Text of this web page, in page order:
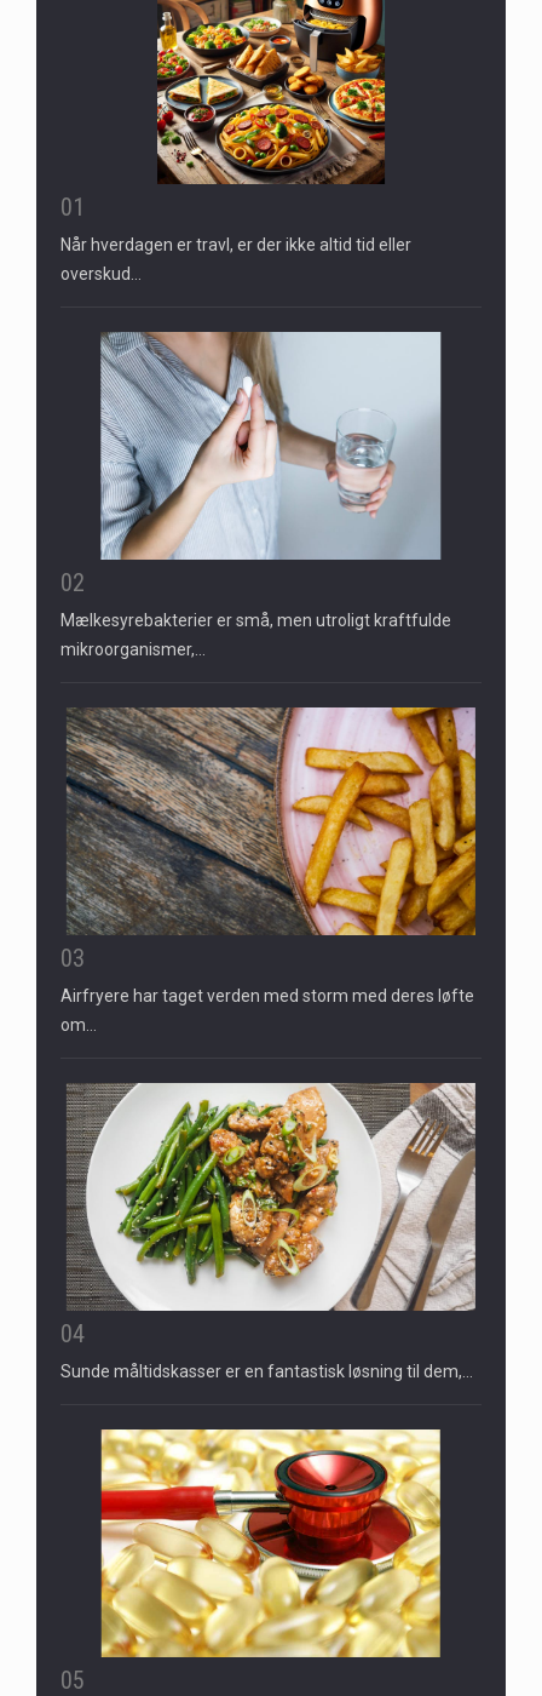
01
Når hverdagen er travl, er der ikke altid tid eller
overskud…
02
Mælkesyrebakterier er små, men utroligt kraftfulde
mikroorganismer,…
03
Airfryere har taget verden med storm med deres løfte
om…
04
Sunde måltidskasser er en fantastisk løsning til dem,…
05